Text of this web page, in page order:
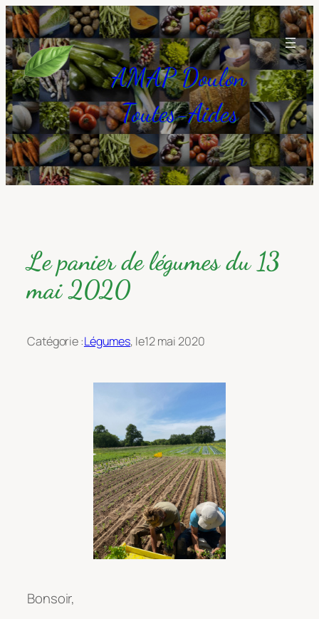
Aller
au
contenu
AMAP Doulon
Toutes-Aides
Le panier de légumes du 13
mai 2020
Catégorie :Légumes, le12 mai 2020
Bonsoir,